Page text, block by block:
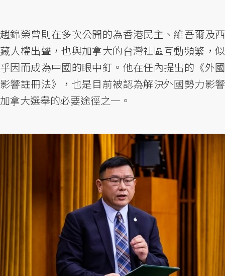
趙錦榮曾則在多次公開的為香港民主、維吾爾及西
藏人權出聲，也與加拿大的台灣社區互動頻繁，似
乎因而成為中國的眼中釘。他在任內提出的《外國
影響註冊法》，也是目前被認為解決外國勢力影響
加拿大選舉的必要途徑之一。